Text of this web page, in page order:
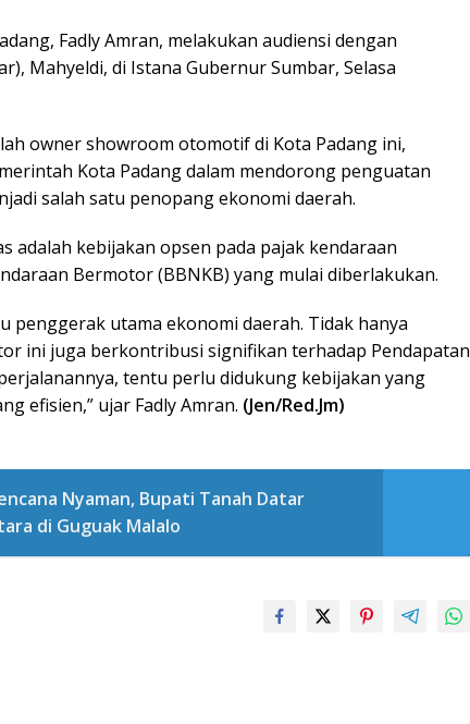
Fadly Amran, melakukan audiensi dengan
Mahyeldi, di Istana Gubernur Sumbar, Selasa
owner showroom otomotif di Kota Padang ini,
Kota Padang dalam mendorong penguatan
salah satu penopang ekonomi daerah.
adalah kebijakan opsen pada pajak kendaraan
Bermotor (BBNKB) yang mulai diberlakukan.
penggerak utama ekonomi daerah. Tidak hanya
ini juga berkontribusi signifikan terhadap Pendapatan
tentu perlu didukung kebijakan yang
efisien,” ujar Fadly Amran. (Jen/Red.Jm)
Nyaman, Bupati Tanah Datar
di Guguak Malalo